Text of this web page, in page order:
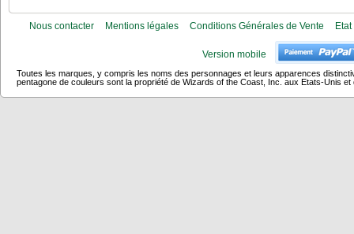
Nous contacter Mentions légales Conditions Générales de Vente
Version mobile
Toutes les marques, y compris les noms des personnages et leurs apparences
pentagone de couleurs sont la propriété de Wizards of the Coast, Inc. aux Etats-Unis